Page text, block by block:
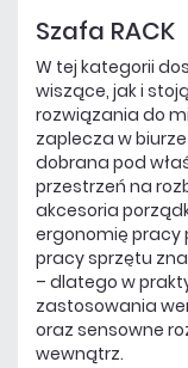
Szafa RACK
W tej kategorii
wiszące, jak i
rozwiązania do
zaplecza w
dobrana pod
przestrzeń na
akcesoria
ergonomię pracy
pracy sprzętu
– dlatego w
zastosowania
oraz sensowne
wewnątrz.